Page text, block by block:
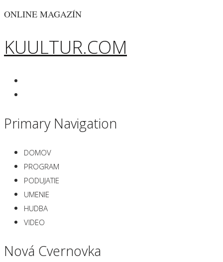
ONLINE MAGAZÍN
KUULTUR.COM
Primary Navigation
DOMOV
PROGRAM
PODUJATIE
UMENIE
HUDBA
VIDEO
Nová Cvernovka